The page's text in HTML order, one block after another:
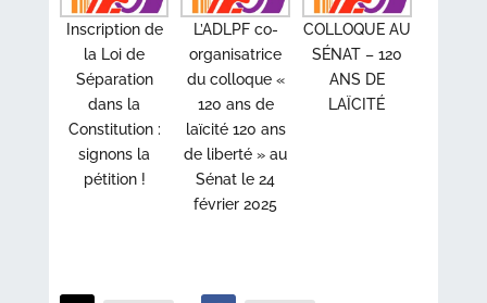
Inscription de
la Loi de
Séparation
dans la
Constitution :
signons la
pétition !
L’ADLPF co-
organisatrice
du colloque «
120 ans de
laïcité 120 ans
de liberté » au
Sénat le 24
février 2025
COLLOQUE AU
SÉNAT – 120
ANS DE
LAÏCITÉ